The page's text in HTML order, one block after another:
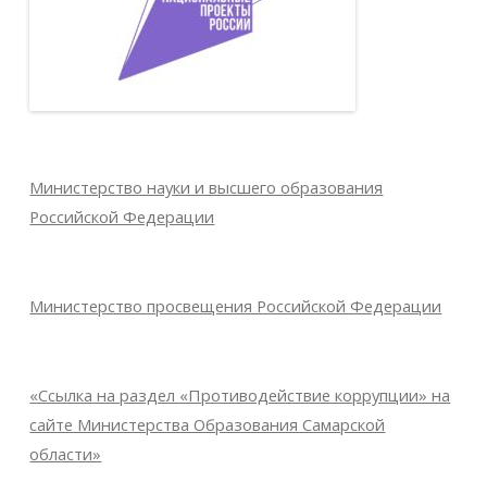
Министерство науки и высшего образования
Российской Федерации
Министерство просвещения Российской Федерации
«Ссылка на раздел «Противодействие коррупции» на
сайте Министерства Образования Самарской
области»